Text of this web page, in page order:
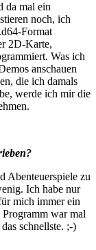
da mal ein
noch, ich
Format
2D-Karte,
Was ich
anschauen
die ich damals
werde ich mir die
Abenteuerspiele zu
Ich habe nur
mich immer ein
war mal
schnellste. ;-)